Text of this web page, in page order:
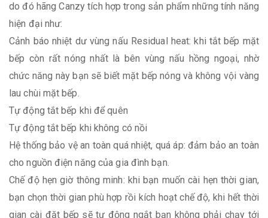
do đó hãng Canzy tích hợp trong sản phẩm những tính năng
hiện đại như:
Cảnh báo nhiệt dư vùng nấu Residual heat: khi tắt bếp mặt
bếp còn rất nóng nhất là bên vùng nấu hồng ngoại, nhờ
chức năng này bạn sẽ biết mặt bếp nóng và không vội vàng
lau chùi mặt bếp.
Tự động tắt bếp khi để quên
Tự động tắt bếp khi không có nồi
Hệ thống bảo vệ an toàn quá nhiệt, quá áp: đảm bảo an toàn
cho nguồn điện năng của gia đình bạn.
Chế độ hẹn giờ thông minh: khi bạn muốn cài hẹn thời gian,
bạn chọn thời gian phù hợp rồi kích hoạt chế độ, khi hết thời
gian cài đặt bếp sẽ tự động ngắt bạn không phải chạy tới